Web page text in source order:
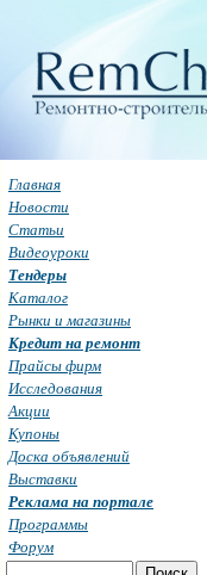
Главная
Новости
Статьи
Видеоуроки
Тендеры
Каталог
Рынки и магазины
Кредит на ремонт
Прайсы фирм
Исследования
Акции
Купоны
Доска объявлений
Выставки
Реклама на портале
Программы
Форум